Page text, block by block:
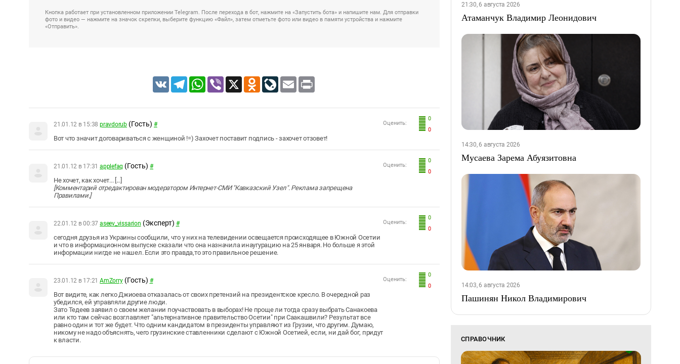
Кнопка работает при установленном приложении Telegram. После перехода в бот, нажмите на «Запустить бота» и напишите нам. Для отправки
фото и видео — нажмите на значок скрепки, выберите функцию «Файл», затем отметьте фото или видео в памяти устройства и нажмите
«Отправить».
VK TelegramWhatsApp
Viber X Odnoklassniki
LiveJournal
Email
0
0
Оценить:
21.01.12 в 15:38 pravdorub (Гость) #
Вот что значит договариваться с женщиной !=) Захочет поставит подпись - захочет отзовет!
0
0
Оценить:
21.01.12 в 17:31 applefaq (Гость) #
Не хочет, как хочет... [...]
[Комментарий отредактирован модератором Интернет-СМИ "Кавказский Узел". Реклама запрещена
Правилами.]
0
0
Оценить:
22.01.12 в 00:37 aseev_vissarion (Эксперт) #
сегодня друзья из Украины сообщили, что у них на телевидении освещается происходящее в Южной Осетии
и что в информационном выпуске сказали что она назначила инаугурацию на 25 января. Но больше я этой
информации нигде не нашел. Если это правда,то это правильное решение.
0
0
Оценить:
23.01.12 в 17:21 AmZorry (Гость) #
Вот видите, как легко Джиоева отказалась от своих претензий на президентское кресло. В очередной раз
убедился, ей управляли другие люди.
Зато Тедеев заявил о своем желании поучаствовать в выборах! Не проще ли тогда сразу выбрать Санакоева
или кто там сейчас возглавляет "альтернативное правительство Осетии" при Саакашвили? Результат все
равно один и тот же будет. Что одним кандидатом в президенты управляют из Грузии, что другим. Думаю,
никому не надо объяснять, чего грузинские ставленники сделают с Южной Осетией, если, ни дай бог, придут
к власти.
21:30, 6 августа 2026
Атаманчук Владимир Леонидович
14:30, 6 августа 2026
Мусаева Зарема Абуязитовна
14:03, 6 августа 2026
Пашинян Никол Владимирович
СПРАВОЧНИК